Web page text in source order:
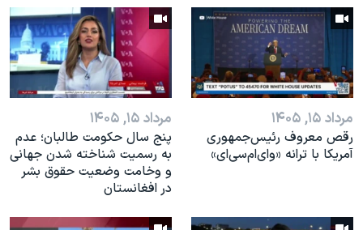
نرگس محمدی برنده جایزه نوبل صلح
همایش محافظه‌کاران آمریکا «سی‌پک»
صفحه‌های ویژه
سفر پرزیدنت ترامپ به چینمرداد ۱۵, ۱۴۰۵
رقص معروف رئیس‌جمهوری
آمریکا با ترانه «وای‌ام‌سی‌ای»
مرداد ۱۵, ۱۴۰۵
پنج سال حکومت طالبان؛ عدم
به رسمیت شناخته شدن جهانی
و وخامت وضعیت حقوق بشر
در افغانستان